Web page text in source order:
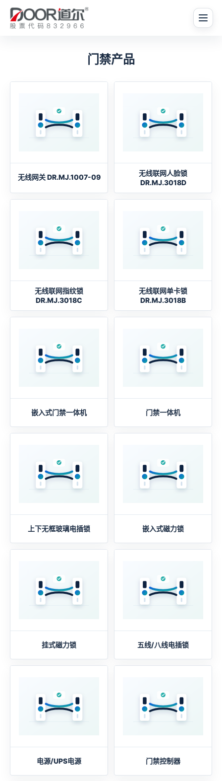
门禁产品
无线网关 DR.MJ.1007-09
无线联网人脸锁
DR.MJ.3018D
无线联网指纹锁
DR.MJ.3018C
无线联网单卡锁
DR.MJ.3018B
嵌入式门禁一体机 门禁一体机
上下无框玻璃电插锁 嵌入式磁力锁
挂式磁力锁 五线/八线电插锁
电源/UPS电源 门禁控制器